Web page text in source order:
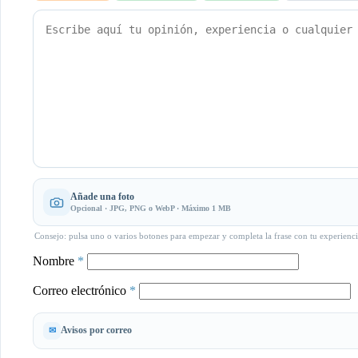
Añade una foto
Opcional · JPG, PNG o WebP · Máximo 1 MB
Consejo: pulsa uno o varios botones para empezar y completa la frase con tu
Nombre *
Correo electrónico *
Avisos por correo